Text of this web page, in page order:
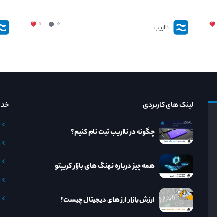
نااریب ۰ ۱
لینک های کاربردی
چگونه در نااریب ثبت نام کنیم؟
همه چیز درباره نهنگ های بازار کریپتو
ارزش بازار ارز های دیجیتال چیست؟